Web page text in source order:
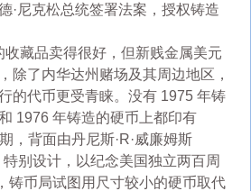
·尼克松总统签署法案，授权铸造
收藏品卖得很好，但新贱金属美元
除了内华达州赌场及其周边地区，
的代币更受青睐。没有 1975 年铸
1976 年铸造的硬币上都印有
，背面由丹尼斯·R·威廉姆斯
别设计，以纪念美国独立两百周
铸币局试图用尺寸较小的硬币取代